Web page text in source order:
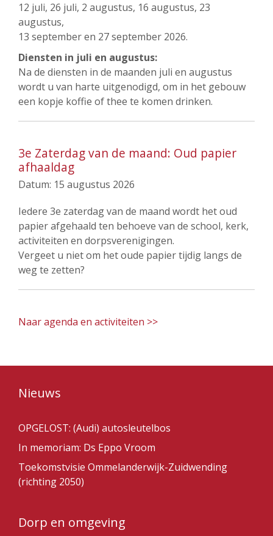
12 juli, 26 juli, 2 augustus, 16 augustus, 23
augustus,
13 september en 27 september 2026.
Diensten in juli en augustus:
Na de diensten in de maanden juli en augustus
wordt u van harte uitgenodigd, om in het gebouw
een kopje koffie of thee te komen drinken.
3e Zaterdag van de maand: Oud papier
afhaaldag
Datum: 15 augustus 2026
Iedere 3e zaterdag van de maand wordt het oud
papier afgehaald ten behoeve van de school, kerk,
activiteiten en dorpsverenigingen.
Vergeet u niet om het oude papier tijdig langs de
weg te zetten?
Naar agenda en activiteiten >>
Nieuws
OPGELOST: (Audi) autosleutelbos
In memoriam: Ds Eppo Vroom
Toekomstvisie Ommelanderwijk-Zuidwending
(richting 2050)
Dorp en omgeving